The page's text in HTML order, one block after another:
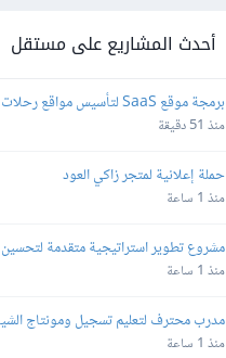
أحدث المشاريع على مستقل
برمجة موقع SaaS لتأسيس مواقع رحلات
منذ 51 دقيقة
حملة إعلانية لمتجر زاكي العود
منذ 1 ساعة
(SEO) والفهرسة (Indexing)منذ 1 ساعة
الاحتراف
منذ 1 ساعة